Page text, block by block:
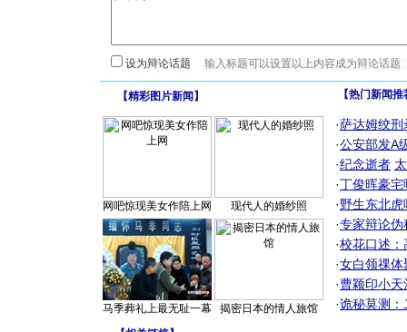
设为辩论话题
【精彩图片新闻 】
网吧惊现美女作陪上网 现代人的婚纱照
马季葬礼上最无耻一幕 揭密日本的情人旅馆
【热门新闻
·萨达姆绞刑
·公安部发A
·纪念逝者
·丁俊晖豪
·野生东北
·专家辩论伪
·校花口述：
·女白领祼体
·曹颖印小天
·诡秘莫测：